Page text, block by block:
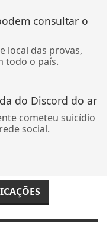
consultar o
local das provas,
todo o país.
do Discord do ar
cometeu suicídio
social.